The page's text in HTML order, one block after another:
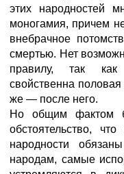
этих народностей
моногамия, причем
внебрачное
смертью. Нет
правилу, так
свойственна
же — после него.
Но общим фактом
обстоятельство,
народности
народам, самые